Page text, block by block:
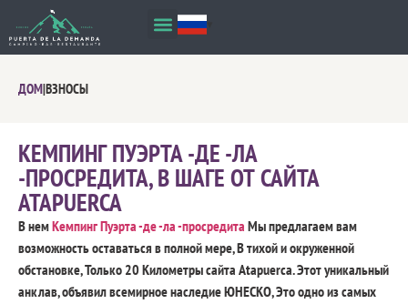
ДОМ|ВЗНОСЫ
КЕМПИНГ ПУЭРТА -ДЕ -ЛА
-ПРОСРЕДИТА, В ШАГЕ ОТ САЙТА
ATAPUERCA
В немКемпинг Пуэрта -де -ла -просредита Мы предлагаем вам
возможность оставаться в полной мере, В тихой и окруженной
обстановке, Только 20 Километры сайта Atapuerca. Этот уникальный
анклав, объявил всемирное наследие ЮНЕСКО, Это одно из самых